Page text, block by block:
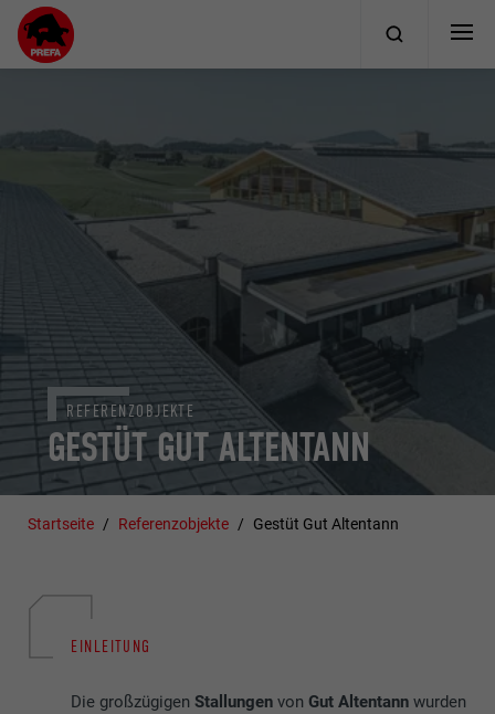
GESTÜT GUT ALTENTANN
REFERENZOBJEKTE
Startseite Referenzobjekte Gestüt Gut Altentann
EINLEITUNG
Die großzügigenStallungen vonGut Altentann wurden